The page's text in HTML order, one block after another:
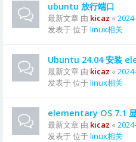
ubuntu 放行端口
最新文章 由 kicaz «
发表于 位于linux相关
Ubuntu 24.04 安装
最新文章 由 kicaz «
发表于 位于linux相关
elementary OS 7.1
最新文章 由 kicaz «
发表于 位于linux相关